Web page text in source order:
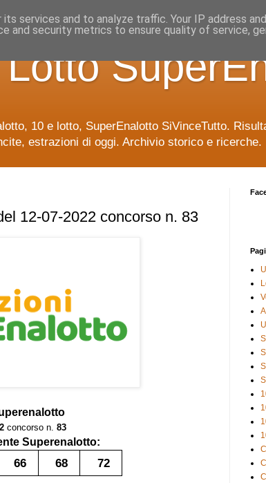
10 e lotto, SuperEnalotto SiVinceTutto.
estrazioni di oggi. Archivio storico e ricerche.
12-07-2022 concorso n. 83
concorso n. 83
Superenalotto:
66 68 72
services and to analyze traffic. Your IP address
and security metrics to ensure quality of service,